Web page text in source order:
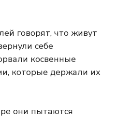
говорят, что живут
себе
косвенные
которые держали их
они пытаются